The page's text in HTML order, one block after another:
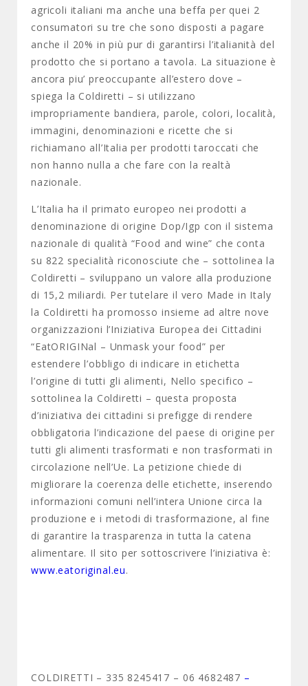
agricoli italiani ma anche una beffa per quei 2
consumatori su tre che sono disposti a pagare
anche il 20% in più pur di garantirsi l’italianità del
prodotto che si portano a tavola. La situazione è
ancora piu’ preoccupante all’estero dove –
spiega la Coldiretti – si utilizzano
impropriamente bandiera, parole, colori, località,
immagini, denominazioni e ricette che si
richiamano all’Italia per prodotti taroccati che
non hanno nulla a che fare con la realtà
nazionale.
L’Italia ha il primato europeo nei prodotti a
denominazione di origine Dop/Igp con il sistema
nazionale di qualità “Food and wine” che conta
su 822 specialità riconosciute che – sottolinea la
Coldiretti – sviluppano un valore alla produzione
di 15,2 miliardi. Per tutelare il vero Made in Italy
la Coldiretti ha promosso insieme ad altre nove
organizzazioni l’Iniziativa Europea dei Cittadini
“EatORIGINal – Unmask your food” per
estendere l’obbligo di indicare in etichetta
l’origine di tutti gli alimenti, Nello specifico –
sottolinea la Coldiretti – questa proposta
d’iniziativa dei cittadini si prefigge di rendere
obbligatoria l’indicazione del paese di origine per
tutti gli alimenti trasformati e non trasformati in
circolazione nell’Ue. La petizione chiede di
migliorare la coerenza delle etichette, inserendo
informazioni comuni nell’intera Unione circa la
produzione e i metodi di trasformazione, al fine
di garantire la trasparenza in tutta la catena
alimentare. Il sito per sottoscrivere l’iniziativa è:
www.eatoriginal.eu.
COLDIRETTI – 335 8245417 – 06 4682487 –